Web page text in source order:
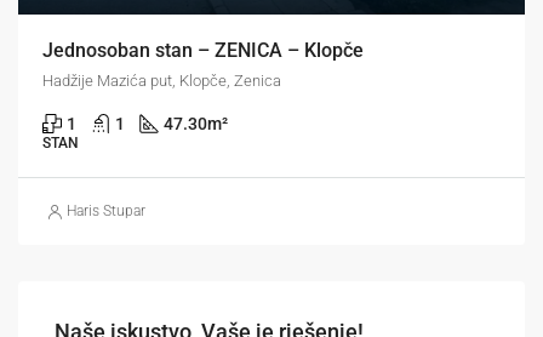
Jednosoban stan – ZENICA – Klopče
Hadžije Mazića put, Klopče, Zenica
1 1 47.30m²
STAN
Haris Stupar
Naše iskustvo, Vaše je rješenje!